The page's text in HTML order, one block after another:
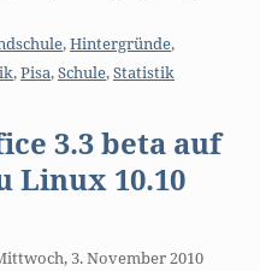
,Hintergründe,
,Pisa,Schule,Statistik
3.3 beta auf
Linux 10.10
3. November 2010